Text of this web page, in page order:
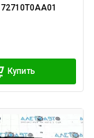
72710T0AA01
Купить